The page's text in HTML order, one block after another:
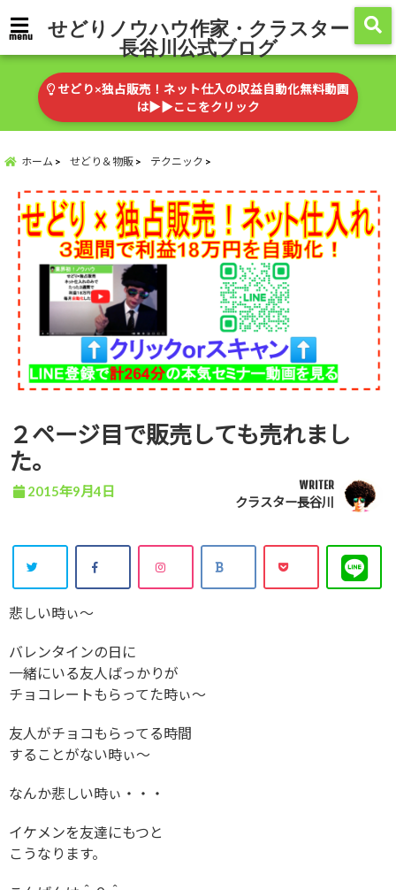
menu せどりノウハウ作家・クラスター
長谷川公式ブログ
せどり×独占販売！ネット仕入の収益自動化無料動画
は▶︎▶︎ここをクリック
ホーム せどり＆物販 テクニック
２ページ目で販売しても売れまし
た。
2015年9月4日 WRITER
クラスター長谷川
悲しい時ぃ〜
バレンタインの日に
一緒にいる友人ばっかりが
チョコレートもらってた時ぃ〜
友人がチョコもらってる時間
することがない時ぃ〜
なんか悲しい時ぃ・・・
イケメンを友達にもつと
こうなります。